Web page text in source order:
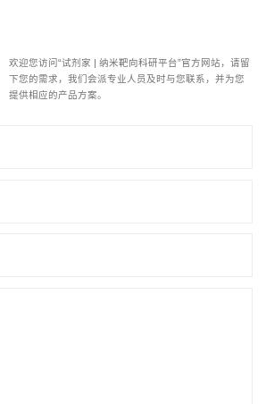
欢迎您访问“试剂家 | 纳米靶向科研平台”官方网站，请留
下您的需求，我们会派专业人员及时与您联系，并为您
提供相应的产品方案。